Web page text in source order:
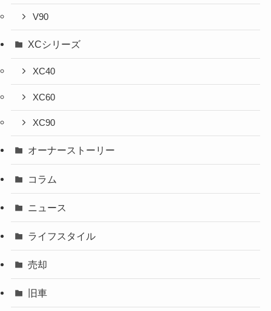
V90
XCシリーズ
XC40
XC60
XC90
オーナーストーリー
コラム
ニュース
ライフスタイル
売却
旧車